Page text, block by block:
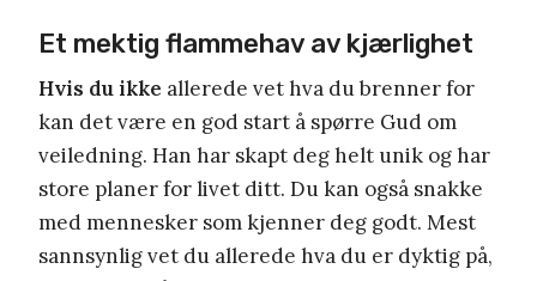
Et mektig flammehav av kjærlighet
Hvis du ikke allerede vet hva du brenner for
kan det være en god start å spørre Gud om
veiledning. Han har skapt deg helt unik og har
store planer for livet ditt. Du kan også snakke
med mennesker som kjenner deg godt. Mest
sannsynlig vet du allerede hva du er dyktig på,